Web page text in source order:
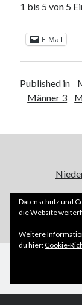
1 bis 5 von 5
E-Mail
Published in
Männer 3
Datenschutz und
die Website
Weitere
du hier:Cookie-